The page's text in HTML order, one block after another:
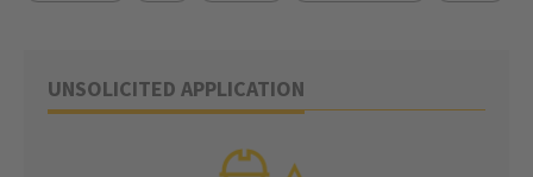
UNSOLICITED APPLICATION